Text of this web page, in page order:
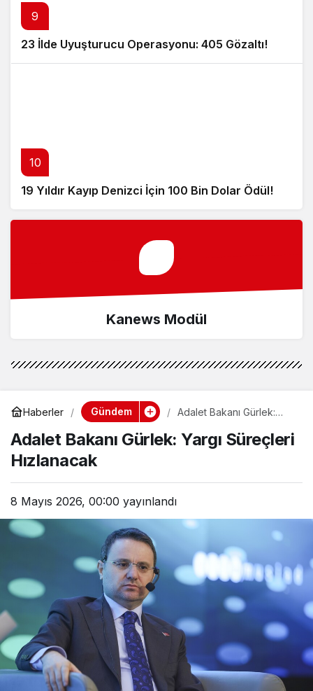
9
23 İlde Uyuşturucu Operasyonu: 405 Gözaltı!
10
19 Yıldır Kayıp Denizci İçin 100 Bin Dolar Ödül!
Kanews Modül
Haberler Gündem
Adalet Bakanı Gürlek:
Hızlanacak
Adalet Bakanı Gürlek: Yargı Süreçleri
Hızlanacak
8 Mayıs 2026, 00:00 yayınlandı